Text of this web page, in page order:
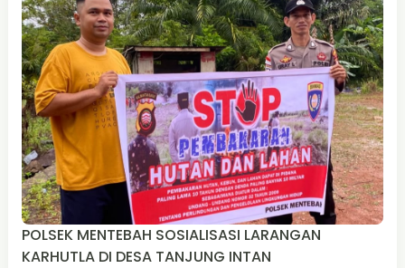
‎POLSEK MENTEBAH SOSIALISASI LARANGAN
KARHUTLA DI DESA TANJUNG INTAN‎‎